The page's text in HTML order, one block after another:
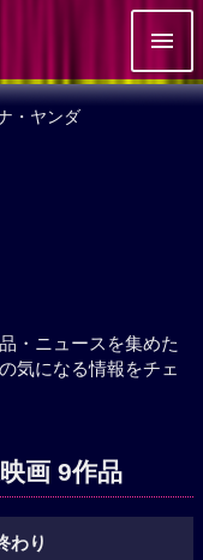
・ヤンダ
・ニュースを集めた
気になる情報をチェ
画 9作品
わり